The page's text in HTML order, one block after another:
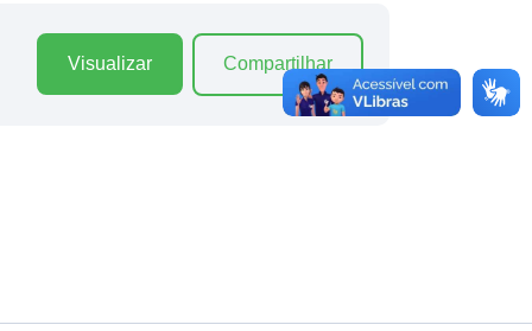
Visualizar Compartilhar